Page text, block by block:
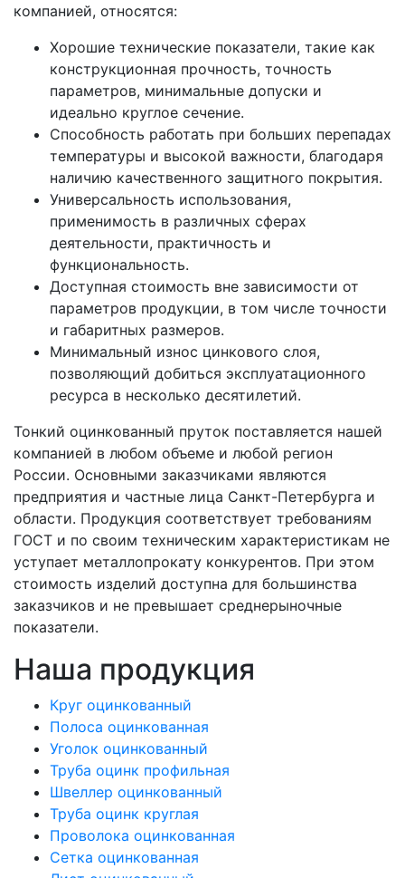
компанией, относятся:
Хорошие технические показатели, такие как
конструкционная прочность, точность
параметров, минимальные допуски и
идеально круглое сечение.
Способность работать при больших перепадах
температуры и высокой важности, благодаря
наличию качественного защитного покрытия.
Универсальность использования,
применимость в различных сферах
деятельности, практичность и
функциональность.
Доступная стоимость вне зависимости от
параметров продукции, в том числе точности
и габаритных размеров.
Минимальный износ цинкового слоя,
позволяющий добиться эксплуатационного
ресурса в несколько десятилетий.
Тонкий оцинкованный пруток поставляется нашей
компанией в любом объеме и любой регион
России. Основными заказчиками являются
предприятия и частные лица Санкт-Петербурга и
области. Продукция соответствует требованиям
ГОСТ и по своим техническим характеристикам не
уступает металлопрокату конкурентов. При этом
стоимость изделий доступна для большинства
заказчиков и не превышает среднерыночные
показатели.
Наша продукция
Круг оцинкованный
Полоса оцинкованная
Уголок оцинкованный
Труба оцинк профильная
Швеллер оцинкованный
Труба оцинк круглая
Проволока оцинкованная
Сетка оцинкованная